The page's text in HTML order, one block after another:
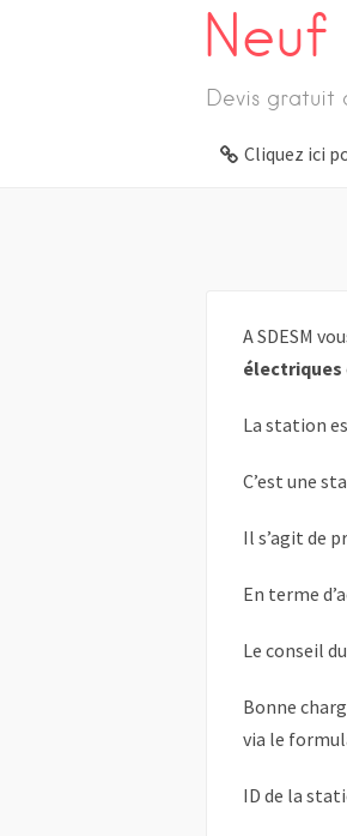
Neuf
Devis gratuit
Cliquez ici
A SDESM
électriques
La station
C’est une
Il s’agit de
En terme
Le conseil
Bonne
via le
ID de la